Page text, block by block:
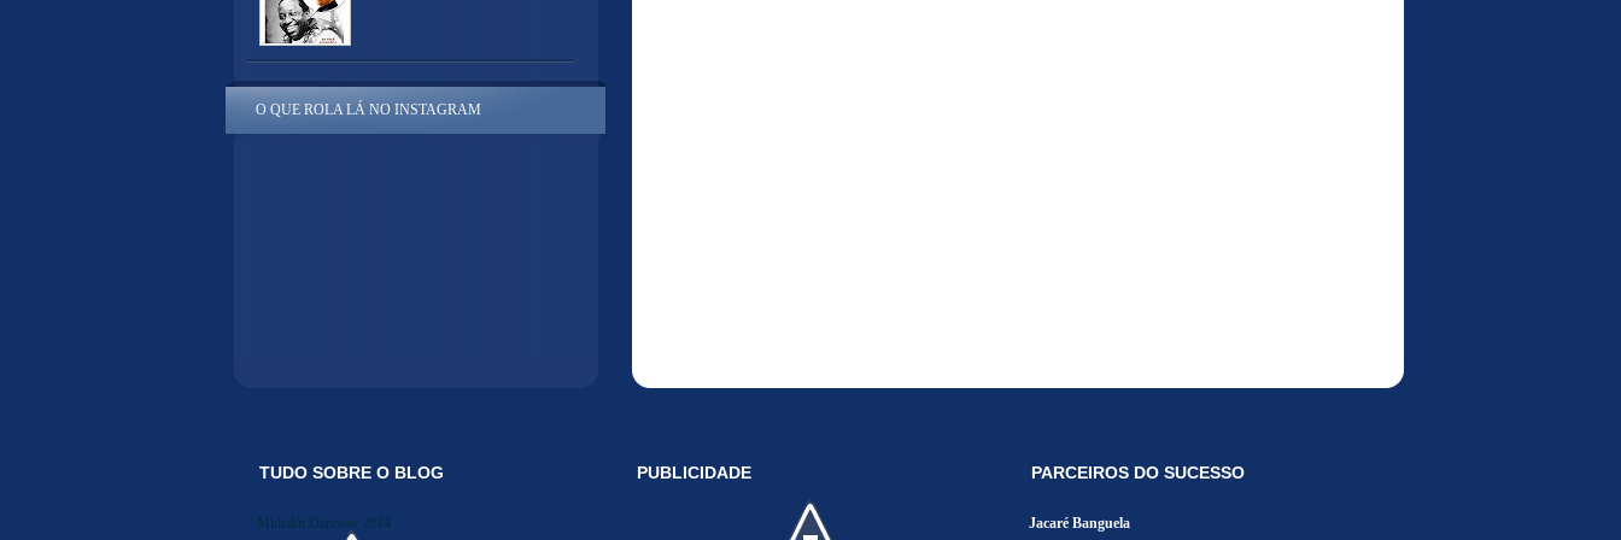
O QUE ROLA LÁ NO INSTAGRAM
TUDO SOBRE O BLOG
Midiakit Danosse 2014
PUBLICIDADE PARCEIROS DO SUCESSO
Jacaré Banguela